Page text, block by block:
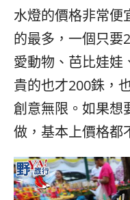
水燈的價格非常便
的最多，一個只要
愛動物、芭比娃娃
貴的也才200銖，
創意無限。如果想
做，基本上價格都